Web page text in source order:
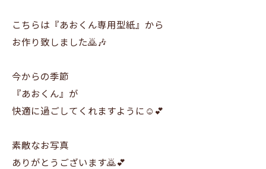
こちらは『あおくん専用型紙』から
お作り致しました🙇🎶
今からの季節
『あおくん』が
快適に過ごしてくれますように☺️💕
素敵なお写真
ありがとうございます🙇💕